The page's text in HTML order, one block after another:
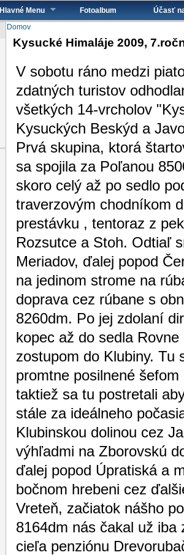
Hlavné Menu Fotoalbum Účasť
Nachádzate sa tu
Domov
Kysucké Himaláje 2009,
V sobotu ráno medzi
zdatných turistov
všetkých 14-vrcholov
Kysuckých Beskýd a
Prvá skupina, ktorá
sa spojila za Poľanou
skoro celý až po sedlo
traverzovým chodníkom
prestávku , tentoraz z
Rozsutce a Stoh. Odtiaľ
Meriadov, ďalej popod
na jedinom strome na
doprava cez rúbane s
8260dm. Po jej zdolaní
kopec až do sedla
zostupom do Klubiny. Tu
promtne posilnené
taktiež sa tu postretali
stále za ideálneho
Klubinskou dolinou cez
výhľadmi na Zborovskú
ďalej popod Úpratiská a
bočnom hrebeni cez
Vreteň, začiatok nášho
8164dm nás čakal už
cieľa penziónu